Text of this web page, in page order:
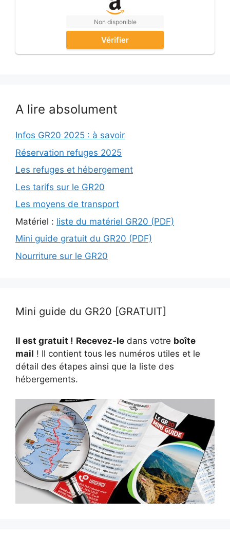
Non disponible
Vérifier
A lire absolument
Infos GR20 2025 : à savoir
Réservation refuges 2025
Les refuges et hébergement
Les tarifs sur le GR20
Les moyens de transport
Matériel : liste du matériel GR20 (PDF)
Mini guide gratuit du GR20 (PDF)
Nourriture sur le GR20
Mini guide du GR20 [GRATUIT]
Il est gratuit ! Recevez-le dans votre boîte
mail ! Il contient tous les numéros utiles et le
détail des étapes ainsi que la liste des
hébergements.